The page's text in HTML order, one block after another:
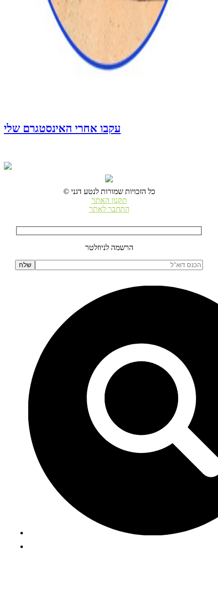
עקבו אחרי האינסטגרם שלי
© כל הזכויות שמורות לנטע דגני
תקנון האתר
התחבר לאתר
הרשמה לניוזלטר